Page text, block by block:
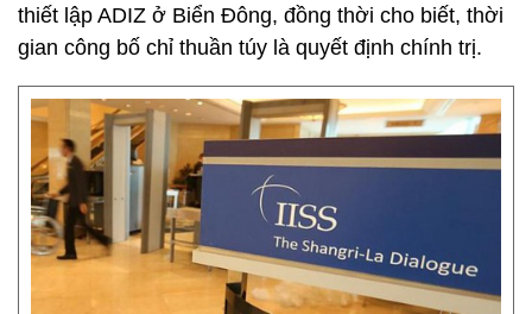
thiết lập ADIZ ở Biển Đông, đồng thời cho biết, thời
gian công bố chỉ thuần túy là quyết định chính trị.